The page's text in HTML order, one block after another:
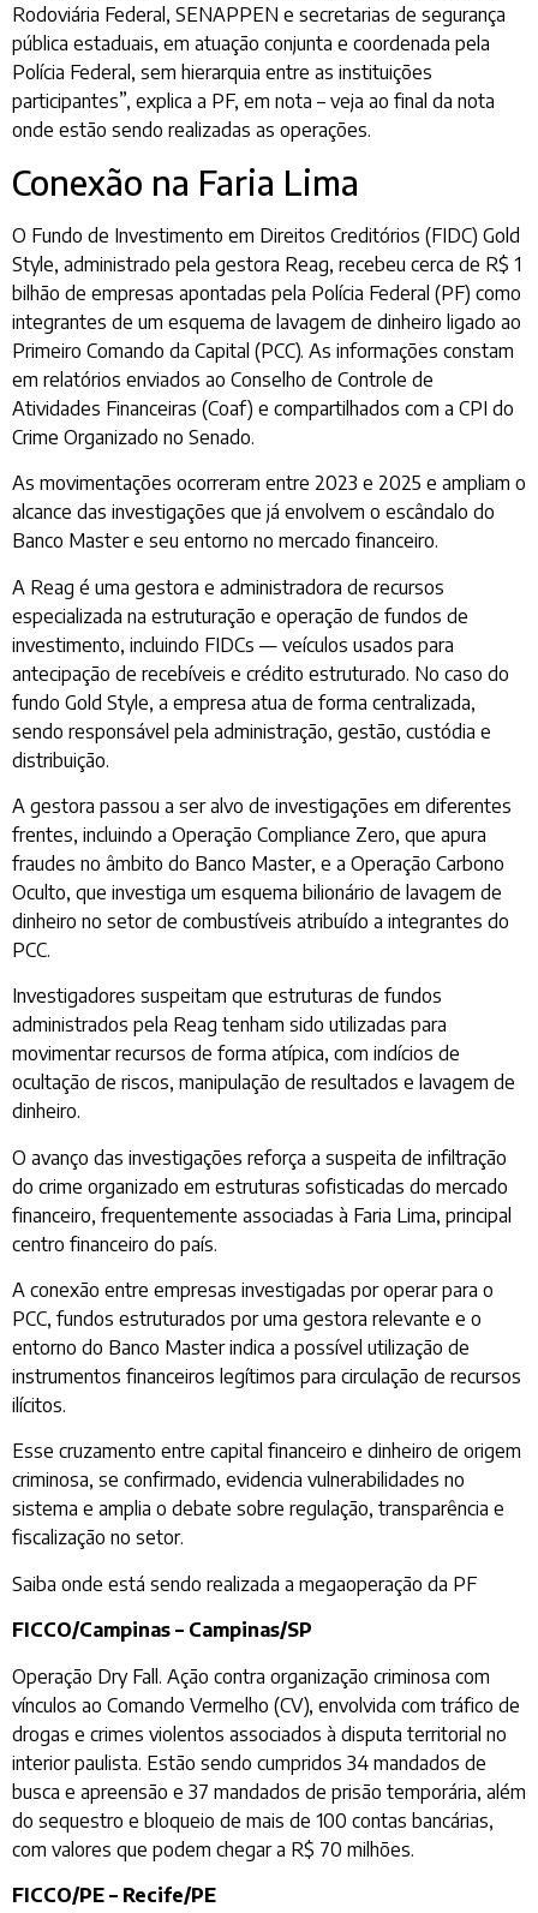
Rodoviária Federal, SENAPPEN e secretarias de segurança
pública estaduais, em atuação conjunta e coordenada pela
Polícia Federal, sem hierarquia entre as instituições
participantes”, explica a PF, em nota – veja ao final da nota
onde estão sendo realizadas as operações.
Conexão na Faria Lima
O Fundo de Investimento em Direitos Creditórios (FIDC) Gold
Style, administrado pela gestora Reag, recebeu cerca de R$ 1
bilhão de empresas apontadas pela Polícia Federal (PF) como
integrantes de um esquema de lavagem de dinheiro ligado ao
Primeiro Comando da Capital (PCC). As informações constam
em relatórios enviados ao Conselho de Controle de
Atividades Financeiras (Coaf) e compartilhados com a CPI do
Crime Organizado no Senado.
As movimentações ocorreram entre 2023 e 2025 e ampliam o
alcance das investigações que já envolvem o escândalo do
Banco Master e seu entorno no mercado financeiro.
A Reag é uma gestora e administradora de recursos
especializada na estruturação e operação de fundos de
investimento, incluindo FIDCs — veículos usados para
antecipação de recebíveis e crédito estruturado. No caso do
fundo Gold Style, a empresa atua de forma centralizada,
sendo responsável pela administração, gestão, custódia e
distribuição.
A gestora passou a ser alvo de investigações em diferentes
frentes, incluindo a Operação Compliance Zero, que apura
fraudes no âmbito do Banco Master, e a Operação Carbono
Oculto, que investiga um esquema bilionário de lavagem de
dinheiro no setor de combustíveis atribuído a integrantes do
PCC.
Investigadores suspeitam que estruturas de fundos
administrados pela Reag tenham sido utilizadas para
movimentar recursos de forma atípica, com indícios de
ocultação de riscos, manipulação de resultados e lavagem de
dinheiro.
O avanço das investigações reforça a suspeita de infiltração
do crime organizado em estruturas sofisticadas do mercado
financeiro, frequentemente associadas à Faria Lima, principal
centro financeiro do país.
A conexão entre empresas investigadas por operar para o
PCC, fundos estruturados por uma gestora relevante e o
entorno do Banco Master indica a possível utilização de
instrumentos financeiros legítimos para circulação de recursos
ilícitos.
Esse cruzamento entre capital financeiro e dinheiro de origem
criminosa, se confirmado, evidencia vulnerabilidades no
sistema e amplia o debate sobre regulação, transparência e
fiscalização no setor.
Saiba onde está sendo realizada a megaoperação da PF
FICCO/Campinas – Campinas/SP
Operação Dry Fall. Ação contra organização criminosa com
vínculos ao Comando Vermelho (CV), envolvida com tráfico de
drogas e crimes violentos associados à disputa territorial no
interior paulista. Estão sendo cumpridos 34 mandados de
busca e apreensão e 37 mandados de prisão temporária, além
do sequestro e bloqueio de mais de 100 contas bancárias,
com valores que podem chegar a R$ 70 milhões.
FICCO/PE – Recife/PE